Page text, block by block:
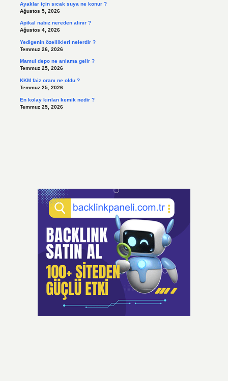
Ayaklar için sıcak suya ne konur ?
Ağustos 5, 2026
Apikal nabız nereden alınır ?
Ağustos 4, 2026
Yedigenin özellikleri nelerdir ?
Temmuz 26, 2026
Mamul depo ne anlama gelir ?
Temmuz 25, 2026
KKM faiz oranı ne oldu ?
Temmuz 25, 2026
En kolay kırılan kemik nedir ?
Temmuz 25, 2026